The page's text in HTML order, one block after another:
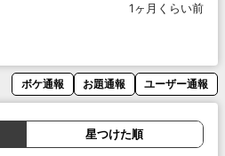
1ヶ月くらい前
ボケ通報 お題通報 ユーザー通報
星つけた順